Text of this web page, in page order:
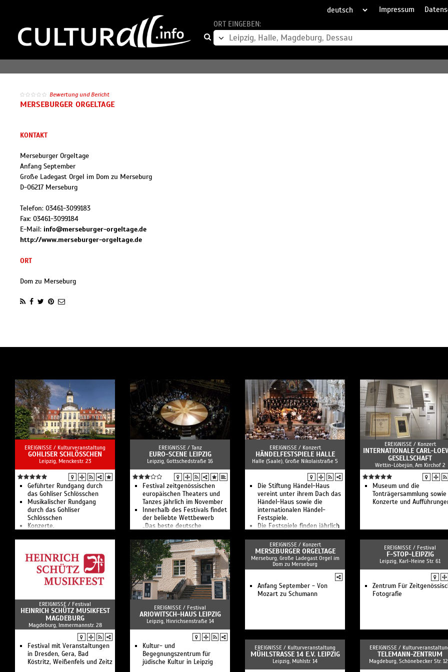
Impressum
ORT EINGEBEN:
Bewertung und Bericht
MERSEBURGER ORGELTAGE
KONTAKT
Merseburger Orgeltage
Anfang September
Große Ladegast Orgel im Dom zu Merseburg
D-06217 Merseburg
Telefon: 03461-3099183
Fax: 03461-3099184
E-Mail: info@merseburger-orgeltage.de
http://www.merseburger-orgeltage.de
ORT
Dom zu Merseburg
EREIGNISSE / Kulturveranstaltung
GOHLISER SCHLÖSSCHEN
Leipzig, Menckestr. 23
Geführter Rundgang durch
das Gohliser Schlösschen
Musikalischer Rundgang
durch das Gohliser
Schlösschen
Konzerte,
Ausstellungen
EREIGNISSE / Tanz
EURO-SCENE LEIPZIG
Leipzig, Gottschedstraße 16
Festival zeitgenössischen
europäischen Theaters und
Tanzes jährlich im November
Innerhalb des Festivals findet
der beliebte Wettbewerb
„Das beste deutsche
EREIGNISSE / Konzert
HÄNDELFESTSPIELE HALLE
Halle (Saale), Große Nikolaistraße 5
Die Stiftung Händel-Haus
vereint unter ihrem Dach das
Händel-Haus sowie die
internationalen Händel-
Festspiele.
Die Festspiele finden jährlich
EREIGNISSE / Konzert
INTERNATIONALE CARL-
GESELLSCHAFT
Wettin-Löbejün, Am Kirchof 2
Museum und die
Tonträgersammlung sowie
Konzerte und
EREIGNISSE / Festival
HEINRICH SCHÜTZ MUSIKFEST
MAGDEBURG
Magdeburg, Immermannstr. 28
Festival mit Veranstaltungen
in Dresden, Gera, Bad
Köstritz, Weißenfels und Zeitz
EREIGNISSE / Festival
ARIOWITSCH-HAUS LEIPZIG
Leipzig, Hinrichsenstraße 14
Kultur- und
Begegnungszentrum für
jüdische Kultur in Leipzig
EREIGNISSE / Konzert
MERSEBURGER ORGELTAGE
Merseburg, Große Ladegast Orgel im
Dom zu Merseburg
Anfang September - Von
Mozart zu Schumann
EREIGNISSE / Festival
F-STOP-LEIPZIG
Leipzig, Karl-Heine Str. 61
Zentrum Für
Fotografie
EREIGNISSE / Kulturveranstaltung
MÜHLSTRASSE 14 E.V. LEIPZIG
Leipzig, Mühlstr. 14
EREIGNISSE /
TELEMANN-ZENTRUM
Magdeburg, Schönebecker Str.